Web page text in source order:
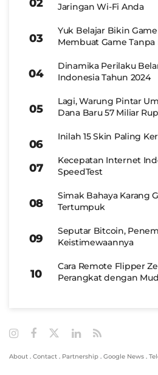
Jaringan Wi-Fi Anda
Yuk Belajar Bikin
Membuat Game
Dinamika Perilaku
Indonesia Tahun 2024
Lagi, Warung Pintar
Dana Baru 57 Miliar
Inilah 15 Skin Paling
Kecepatan Internet
SpeedTest
Simak Bahaya Karang
Tertumpuk
Seputar Bitcoin,
Keistimewaannya
Cara Remote Flipper
Perangkat dengan
About . Contact . Partnership . Google News .